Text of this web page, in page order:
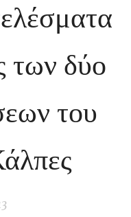
των δύο
του